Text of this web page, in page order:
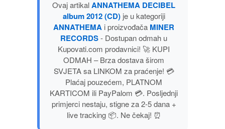
POPULARNA PSIHOLOGIJA
PRIČE
PUBLICISTIKA
PUTOPISI
Ovaj artikalANNATHEMA DECIBEL
album 2012 (CD)je u kategoriji
ANNATHEMA i proizvođača MINER
RECORDS- Dostupan odmah u
Kupovati.com prodavnici! 🚀 KUPI
ODMAH – Brza dostava širom
SVJETA sa LINKOM za praćenje! 💳
Plaćaj pouzećem, PLATNOM
KARTICOM ili PayPalom 💳. Posljednji
primjerci nestaju, stigne za 2-5 dana +
live tracking 📦. Ne čekaj! ⏰